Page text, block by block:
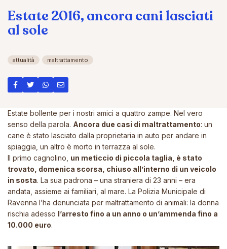
Estate 2016, ancora cani lasciati
al sole
attualità maltrattamento
Estate bollente per i nostri amici a quattro zampe. Nel vero
senso della parola. Ancora due casi di maltrattamento: un
cane è stato lasciato dalla proprietaria in auto per andare in
spiaggia, un altro è morto in terrazza al sole.
Il primo cagnolino, un meticcio di piccola taglia, è stato
trovato, domenica scorsa, chiuso all’interno di un veicolo
in sosta. La sua padrona – una straniera di 23 anni – era
andata, assieme ai familiari, al mare. La Polizia Municipale di
Ravenna l’ha denunciata per maltrattamento di animali: la donna
rischia adesso l’arresto fino a un anno o un’ammenda fino a
10.000 euro.